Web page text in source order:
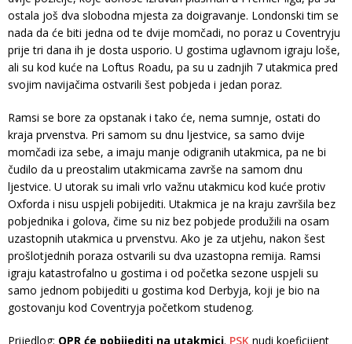
ostala još dva slobodna mjesta za doigravanje. Londonski tim se
nada da će biti jedna od te dvije momčadi, no poraz u Coventryju
prije tri dana ih je dosta usporio. U gostima uglavnom igraju loše,
ali su kod kuće na Loftus Roadu, pa su u zadnjih 7 utakmica pred
svojim navijačima ostvarili šest pobjeda i jedan poraz.
Ramsi se bore za opstanak i tako će, nema sumnje, ostati do
kraja prvenstva. Pri samom su dnu ljestvice, sa samo dvije
momčadi iza sebe, a imaju manje odigranih utakmica, pa ne bi
čudilo da u preostalim utakmicama završe na samom dnu
ljestvice. U utorak su imali vrlo važnu utakmicu kod kuće protiv
Oxforda i nisu uspjeli pobijediti. Utakmica je na kraju završila bez
pobjednika i golova, čime su niz bez pobjede produžili na osam
uzastopnih utakmica u prvenstvu. Ako je za utjehu, nakon šest
prošlotjednih poraza ostvarili su dva uzastopna remija. Ramsi
igraju katastrofalno u gostima i od početka sezone uspjeli su
samo jednom pobijediti u gostima kod Derbyja, koji je bio na
gostovanju kod Coventryja početkom studenog.
Prijedlog: QPR će pobijediti na utakmici. PSK nudi koeficijent